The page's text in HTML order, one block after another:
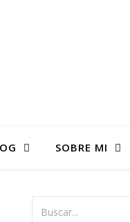
SOBRE MI